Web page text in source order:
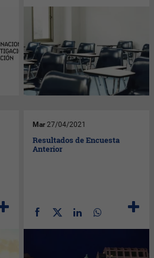
Mar 27/04/2021
Resultados de Encuesta
Anterior